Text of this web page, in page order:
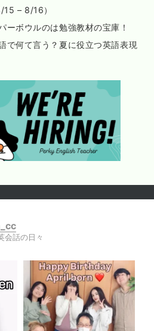
– 8/16）
ーボウルのは勉強教材の宝庫！
で何て言う？夏に役立つ英語表現
会話の日々